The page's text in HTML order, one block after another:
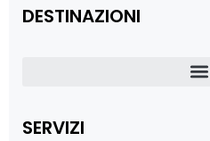
DESTINAZIONI
SERVIZI